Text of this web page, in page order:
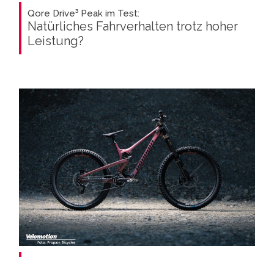
Qore Drive³ Peak im Test:
Natürliches Fahrverhalten trotz hoher
Leistung?